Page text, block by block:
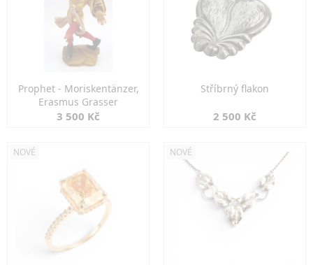
Prophet - Moriskentänzer,
Erasmus Grasser
3 500 Kč
Stříbrný flakon
2 500 Kč
NOVÉ NOVÉ